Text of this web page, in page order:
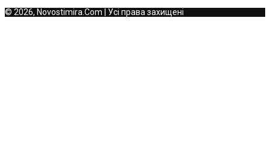
© 2026, Novostimira.Com | Усі права захищені